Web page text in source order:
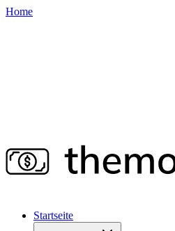
Home
Startseite